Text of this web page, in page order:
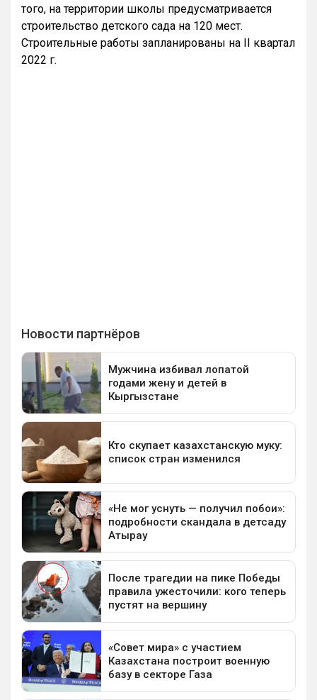
того, на территории школы предусматривается
строительство детского сада на 120 мест.
Строительные работы запланированы на II квартал
2022 г.